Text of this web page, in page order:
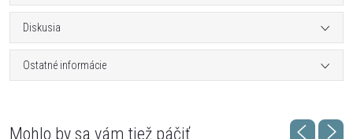
Diskusia
Ostatné informácie